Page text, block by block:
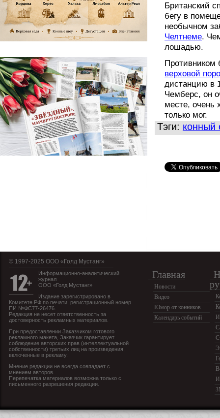
Британский
бегу в
необычном
Челтнеме.
лошадью.
Противником
верховой
дистанцию в
Чемберс, он
месте, очень
только мог.
Тэги: конный
© 1997-2025 OOO «Голд Мустанг»
Информационно-аналитический
журнал
ООО «Голд Мустанг»
Издание зарегистрировано в
Комитете РФ по печати, регистрационный номер
ПИ №ФС77-26476.
Редакция не несет ответственность за
достоверность рекламных материалов.
При предоставлении Заказчиком готового
рекламного макета, Заказчик гарантирует
соблюдение авторских прав (интеллектуальной
собственности) третьих лиц на произведения,
включенные в рекламу.
Мнение редакции не всегда совпадает с
мнением авторов.
Перепечатка материалов возможна только с
письменного разрешения редакции.
Главная
Новости
Видео
Юмор от конников
Календарь событий